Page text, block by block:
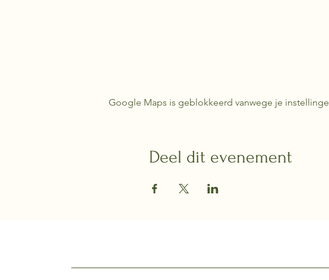
Google Maps is geblokkeerd vanwege je
Deel dit evenement